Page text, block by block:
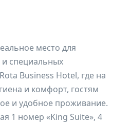
место для
специальных
Business Hotel, где на
и комфорт, гостям
и удобное проживание.
1 номер «King Suite», 4